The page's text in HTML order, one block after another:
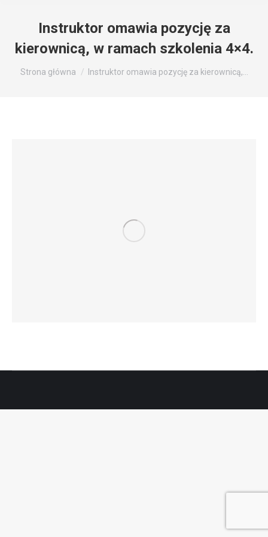
Instruktor omawia pozycję za
kierownicą, w ramach szkolenia 4×4.
Jesteś tutaj:
Strona główna Instruktor omawia pozycję za kierownicą,…